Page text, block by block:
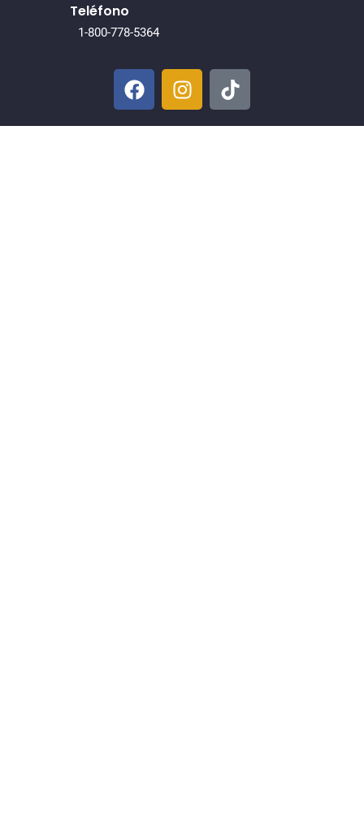
Teléfono
1-800-778-5364